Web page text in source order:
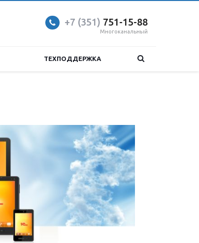
+7 (351) 751-15-88
Многоканальный
ТЕХПОДДЕРЖКА